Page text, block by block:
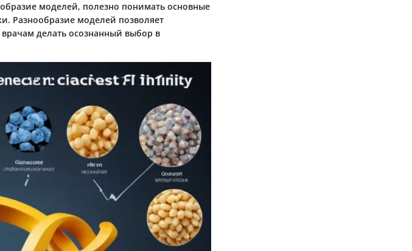
моделей, полезно понимать основные
Разнообразие моделей позволяет
делать осознанный выбор в